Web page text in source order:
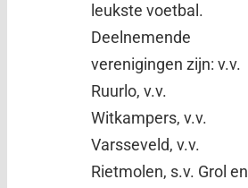
leukste voetbal.
Deelnemende
verenigingen zijn: v.v.
Ruurlo, v.v.
Witkampers, v.v.
Varsseveld, v.v.
Rietmolen, s.v. Grol en